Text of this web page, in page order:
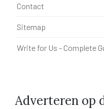
Contact
Sitemap
Write for Us - Complete
Adverteren op